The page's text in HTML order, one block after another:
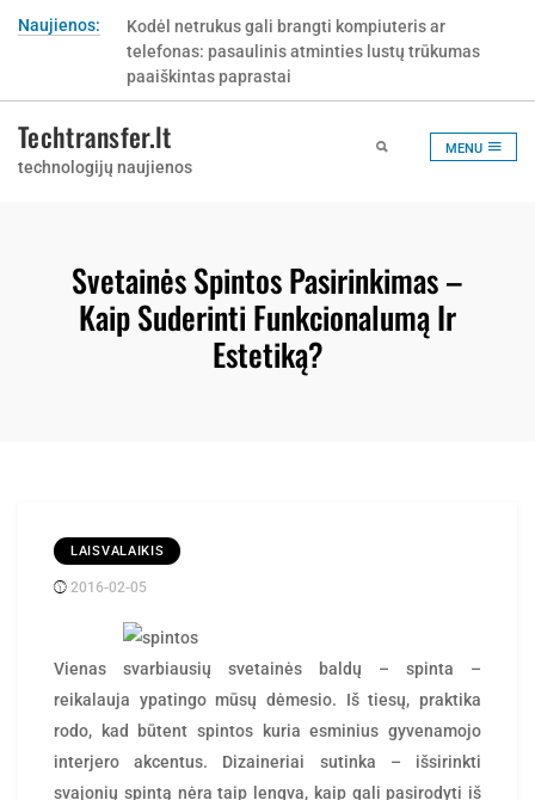
Naujienos:
Kodėl netrukus gali brangti kompiuteris ar
telefonas: pasaulinis atminties lustų trūkumas
paaiškintas paprastai
Techtransfer.lt
technologijų naujienos
MENU
Svetainės Spintos Pasirinkimas –
Kaip Suderinti Funkcionalumą Ir
Estetiką?
LAISVALAIKIS
2016-02-05
by
Vienas svarbiausių svetainės baldų – spinta –
reikalauja ypatingo mūsų dėmesio. Iš tiesų, praktika
rodo, kad būtent spintos kuria esminius gyvenamojo
interjero akcentus. Dizaineriai sutinka – išsirinkti
svajonių spintą nėra taip lengva, kaip gali pasirodyti iš